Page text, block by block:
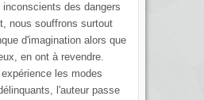
des dangers
nous souffrons surtout
d'imagination alors que
en ont à revendre.
les modes
l'auteur passe